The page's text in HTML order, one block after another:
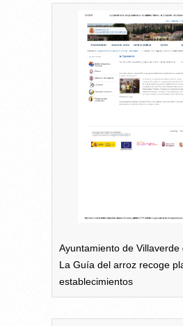
Ayuntamiento de Villaverde
La Guía del arroz recoge
establecimientos